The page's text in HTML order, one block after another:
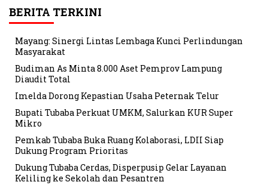
BERITA TERKINI
Mayang: Sinergi Lintas Lembaga Kunci Perlindungan
Masyarakat
Budiman As Minta 8.000 Aset Pemprov Lampung
Diaudit Total
Imelda Dorong Kepastian Usaha Peternak Telur
Bupati Tubaba Perkuat UMKM, Salurkan KUR Super
Mikro
Pemkab Tubaba Buka Ruang Kolaborasi, LDII Siap
Dukung Program Prioritas
Dukung Tubaba Cerdas, Disperpusip Gelar Layanan
Keliling ke Sekolah dan Pesantren